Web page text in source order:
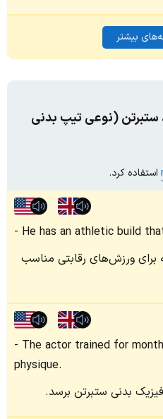
بیشتر
ستبرتن (نوعی تیپ بدنی
استفاده کرد.
He has an athletic build
برای ورزش‌های رقابتی مناسب
The actor trained for
physique.
فیزیک بدنی ستبرتن برسد.